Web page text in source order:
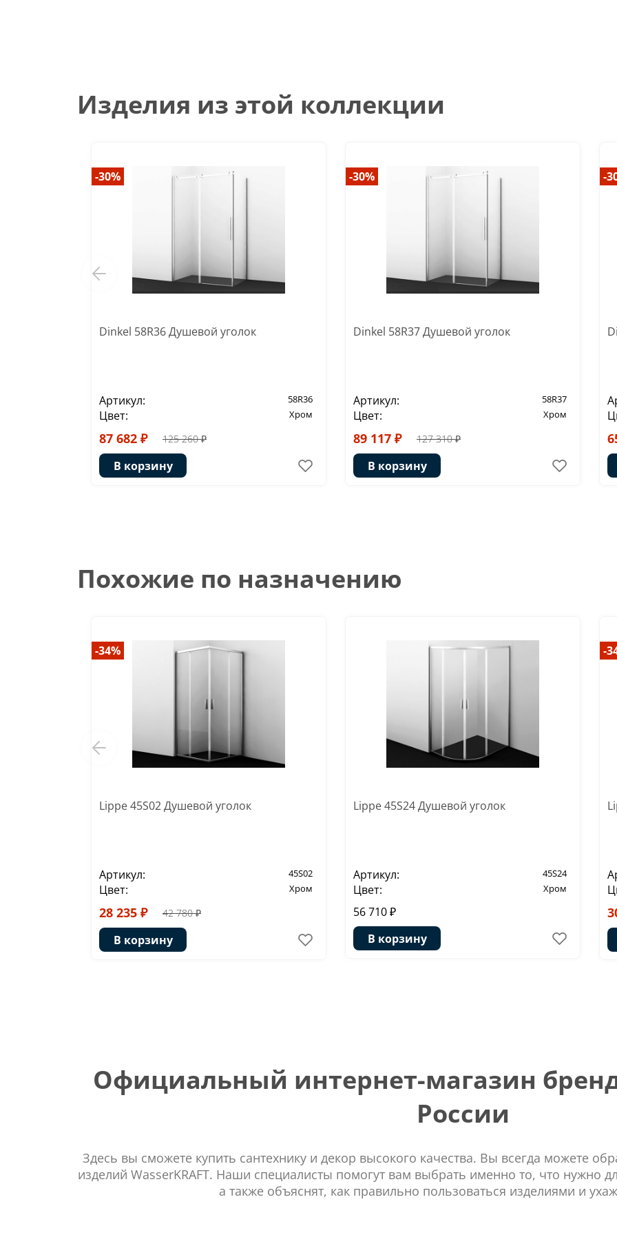
Изделия из этой коллекции
-30%
Dinkel 58R36 Душевой уголок
Артикул: 58R36
Цвет: Хром
87 682 ₽ 125 260 ₽
В корзину
-30%
Dinkel 58R37 Душевой уголок
Артикул: 58R37
Цвет: Хром
89 117 ₽ 127 310 ₽
В корзину
-
Похожие по назначению
-34%
Lippe 45S02 Душевой уголок
Артикул: 45S02
Цвет: Хром
28 235 ₽ 42 780 ₽
В корзину
Lippe 45S24 Душевой уголок
Артикул: 45S24
Цвет: Хром
56 710 ₽
В корзину
-
Официальный интернет-магазин
России
Здесь вы сможете купить сантехнику и декор высокого качества. Вы всегда можете
изделий WasserKRAFT. Наши специалисты помогут вам выбрать именно то, что нужно
а также объяснят, как правильно пользоваться изделиями и